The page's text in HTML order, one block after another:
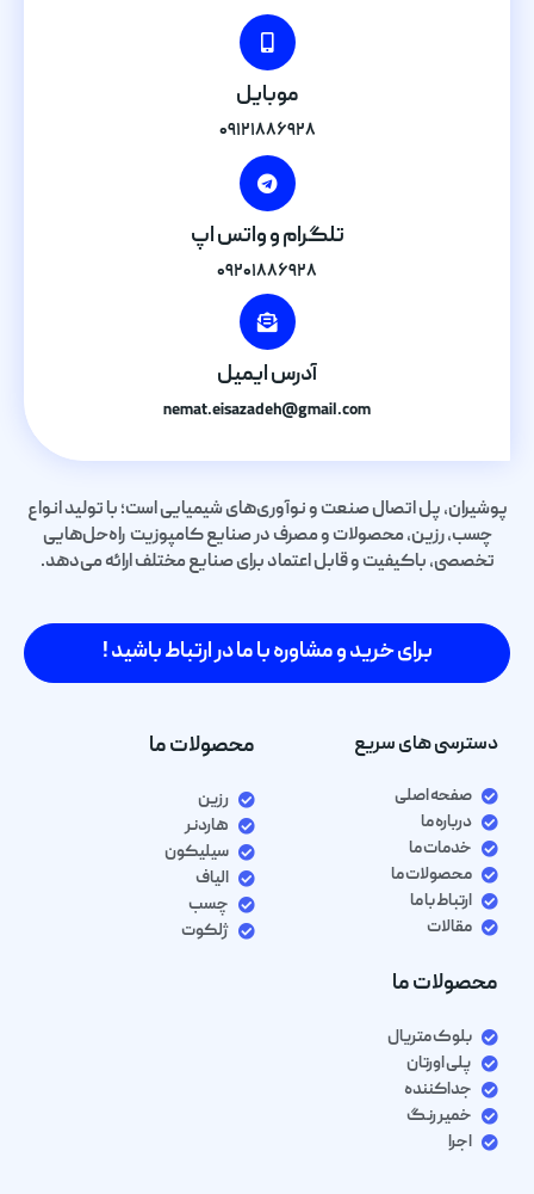
موبایل
۰۹۱۲۱۸۸۶۹۲۸
تلگرام و واتس اپ
۰۹۲۰۱۸۸۶۹۲۸
آدرس ایمیل
nemat.eisazadeh@gmail.com
پوشیران، پل اتصال صنعت و نوآوری‌های شیمیایی است؛ با تولید انواع
چسب، رزین، محصولات و مصرف در صنایع کامپوزیت راه‌حل‌هایی
تخصصی، باکیفیت و قابل اعتماد برای صنایع مختلف ارائه می‌دهد.
برای خرید و مشاوره با ما در ارتباط باشید !
دسترسی های سریع
صفحه اصلی
درباره ما
خدمات ما
محصولات ما
ارتباط با ما
مقالات
محصولات ما
رزین
هاردنر
سیلیکون
الیاف
چسب
ژلکوت
محصولات ما
بلوک متریال
پلی اورتان
جداکننده
خمیر رنگ
اجرا